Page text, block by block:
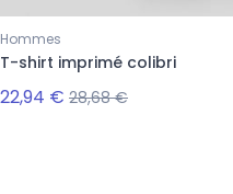
Hommes
T-shirt imprimé colibri
22,94 € 28,68 €